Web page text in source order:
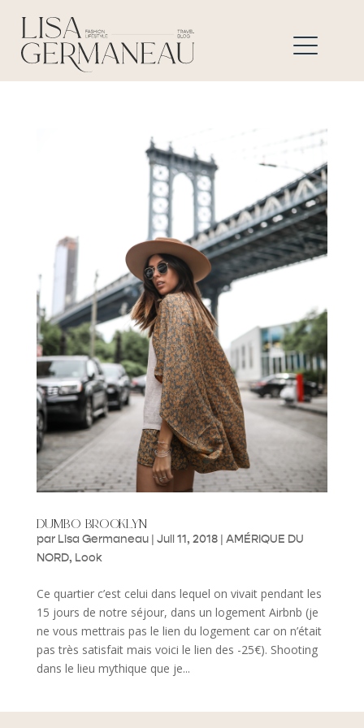
dumbo brooklyn
par Lisa Germaneau| Juil 11, 2018| AMÉRIQUE DU
NORD, Look
Ce quartier c’est celui dans lequel on vivait pendant les
15 jours de notre séjour, dans un logement Airbnb (je
ne vous mettrais pas le lien du logement car on n’était
pas très satisfait mais voici le lien des -25€). Shooting
dans le lieu mythique que je...